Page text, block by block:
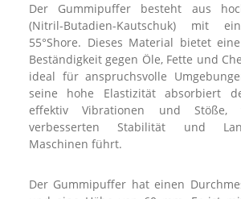
Der Gummipuffer besteht aus
(Nitril-Butadien-Kautschuk) mit
55°Shore. Dieses Material bietet
Beständigkeit gegen Öle, Fette und
ideal für anspruchsvolle
seine hohe Elastizität absorbiert
effektiv Vibrationen und
verbesserten Stabilität und
Maschinen führt.
Der Gummipuffer hat einen